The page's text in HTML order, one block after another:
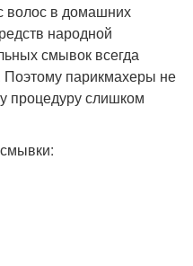
волос в домашних
народной
смывок всегда
Поэтому парикмахеры не
процедуру слишком